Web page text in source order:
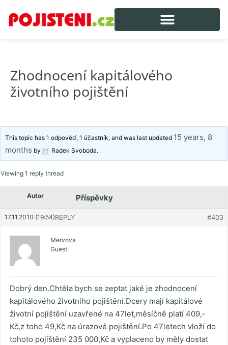
Zhodnocení kapitálového
životního pojištění
This topic has 1 odpověď, 1 účastník, and was last updated 15 years, 8
months by Radek Svoboda.
Viewing 1 reply thread
Autor Příspěvky
17.11.2010 (19:54) #403
REPLY
Mervova
Guest
Dobrý den.Chtěla bych se zeptat jaké je zhodnocení
kapitálového životního pojištění.Dcery mají kapitálové
životní pojištění uzavřené na 47let,měsíčně platí 409,-
Kč,z toho 49,Kč na úrazové pojištění.Po 47letech vloží do
tohoto pojištění 235 000,Kč a vyplaceno by měly dostat